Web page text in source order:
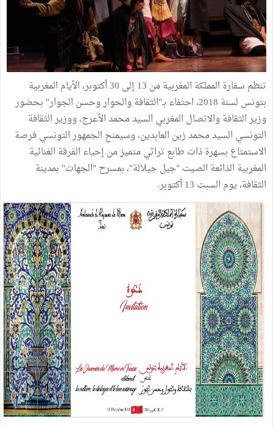
تنظم سفارة المملكة المغربية من 13 إلى 30 أكتوبر، الأيام المغربية
بتونس لسنة 2018، احتفاء بـ"الثقافة والحوار وحسن الجوار" بحضور
وزير الثقافة والاتصال المغربي السيد محمد الأعرج، ووزير الثقافة
التونسي السيد محمد زين العابدين، وسيمنح الجمهور التونسي فرصة
الاستمتاع بسهرة ذات طابع تراثي متميز من إحياء الفرقة الغنائية
المغربية الذائعة الصيت "جيل جيلالة"، بمسرح "الجهات" بمدينة
الثقافة، يوم السبت 13 أكتوبر.